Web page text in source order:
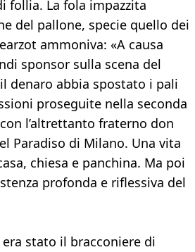
follia. La fola impazzita
del pallone, specie quello dei
ammoniva: «A causa
sponsor sulla scena del
denaro abbia spostato i pali
proseguite nella seconda
l’altrettanto fraterno don
Paradiso di Milano. Una vita
chiesa e panchina. Ma poi
profonda e riflessiva del
stato il bracconiere di